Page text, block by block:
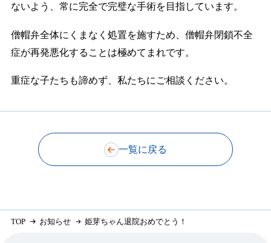
ないよう、常に完全で完璧な手術を目指しています。
僧帽弁全体にくまなく処置を施すため、僧帽弁閉鎖不全
症が再発悪化することは極めてまれです。
重症な子たちも諦めず、私たちにご相談ください。
一覧に戻る
TOP お知らせ 姫芽ちゃん退院おめでとう！